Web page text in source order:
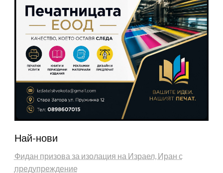
Най-нови
Фидан призова за изолация на Израел, Иран с
предупреждение